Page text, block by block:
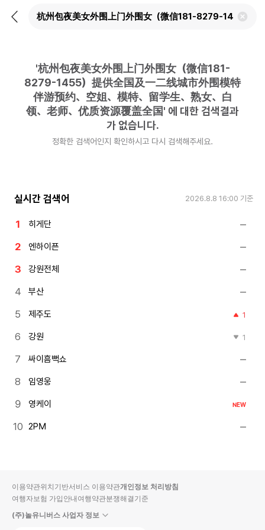
뒤
검
'杭州包夜美女外围上门外围女（微信181-
8279-1455）提供全国及一二线城市外围模特
伴游预约、空姐、模特、留学生、熟女、白
领、老师、优质资源覆盖全国' 에 대한 검색결과
가 없습니다.
정확한 검색어인지 확인하시고 다시 검색해주세요.
실시간 검색어 2026.8.8 16:00 기준
히게단
엔하이픈
강원전체
부산
제주도 1
강원 1
싸이흠뻑쇼
임영웅
영케이 NEW
2PM
이용약관위치기반서비스 이용약관개인정보 처리방침
여행자보험 가입안내여행약관분쟁해결기준
(주)놀유니버스 사업자 정보